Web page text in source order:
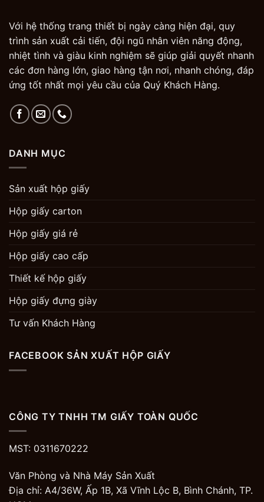
Với hệ thống trang thiết bị ngày càng hiện đại, quy
trình sản xuất cải tiến, đội ngũ nhân viên năng động,
nhiệt tình và giàu kinh nghiệm sẽ giúp giải quyết nhanh
các đơn hàng lớn, giao hàng tận nơi, nhanh chóng, đáp
ứng tốt nhất mọi yêu cầu của Quý Khách Hàng.
DANH MỤC
Sản xuất hộp giấy
Hộp giấy carton
Hộp giấy giá rẻ
Hộp giấy cao cấp
Thiết kế hộp giấy
Hộp giấy đựng giày
Tư vấn Khách Hàng
FACEBOOK SẢN XUẤT HỘP GIẤY
CÔNG TY TNHH TM GIẤY TOÀN QUỐC
MST: 0311670222
Văn Phòng và Nhà Máy Sản Xuất
Địa chỉ: A4/36W, Ấp 1B, Xã Vĩnh Lộc B, Bình Chánh, TP.